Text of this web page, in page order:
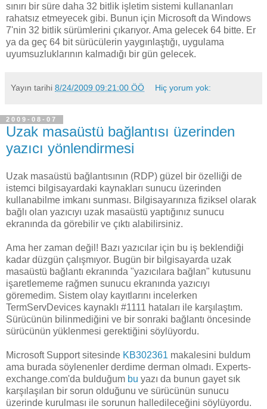
sınırı bir süre daha 32 bitlik işletim sistemi kullananları
rahatsız etmeyecek gibi. Bunun için Microsoft da Windows
7'nin 32 bitlik sürümlerini çıkarıyor. Ama gelecek 64 bitte. Er
ya da geç 64 bit sürücülerin yaygınlaştığı, uygulama
uyumsuzluklarının kalmadığı bir gün gelecek.
Yayın tarihi 8/24/2009 09:21:00 ÖÖ Hiç yorum yok:
2009-08-07
Uzak masaüstü bağlantısı üzerinden
yazıcı yönlendirmesi
Uzak masaüstü bağlantısının (RDP) güzel bir özelliği de
istemci bilgisayardaki kaynakları sunucu üzerinden
kullanabilme imkanı sunması. Bilgisayarınıza fiziksel olarak
bağlı olan yazıcıyı uzak masaüstü yaptığınız sunucu
ekranında da görebilir ve çıktı alabilirsiniz.
Ama her zaman değil! Bazı yazıcılar için bu iş beklendiği
kadar düzgün çalışmıyor. Bugün bir bilgisayarda uzak
masaüstü bağlantı ekranında "yazıcılara bağlan" kutusunu
işaretlememe rağmen sunucu ekranında yazıcıyı
göremedim. Sistem olay kayıtlarını incelerken
TermServDevices kaynaklı #1111 hataları ile karşılaştım.
Sürücünün bilinmediğini ve bir sonraki bağlantı öncesinde
sürücünün yüklenmesi gerektiğini söylüyordu.
Microsoft Support sitesinde KB302361 makalesini buldum
ama burada söylenenler derdime derman olmadı. Experts-
exchange.com'da bulduğum bu yazı da bunun gayet sık
karşılaşılan bir sorun olduğunu ve sürücünün sunucu
üzerinde kurulması ile sorunun halledileceğini söylüyordu.